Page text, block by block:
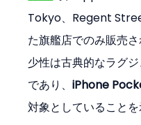
Tokyo、Regent
た旗艦店でのみ販売
少性は古典的なラグ
であり、iPhone
対象としていることを